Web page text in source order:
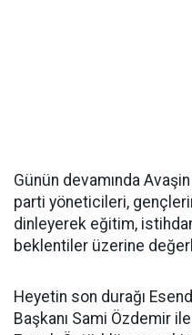
Günün devamında
parti yöneticileri,
dinleyerek eğitim,
beklentiler üzerine
Heyetin son durağı
Başkanı Sami Özdemir